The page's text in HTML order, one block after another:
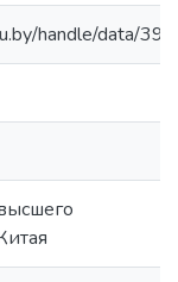
handle/data/